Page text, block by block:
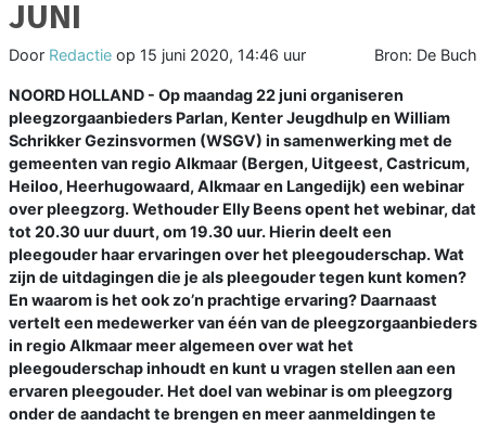
JUNI
Door Redactie op 15 juni 2020, 14:46 uur Bron: De Buch
NOORD HOLLAND - Op maandag 22 juni organiseren
pleegzorgaanbieders Parlan, Kenter Jeugdhulp en William
Schrikker Gezinsvormen (WSGV) in samenwerking met de
gemeenten van regio Alkmaar (Bergen, Uitgeest, Castricum,
Heiloo, Heerhugowaard, Alkmaar en Langedijk) een webinar
over pleegzorg. Wethouder Elly Beens opent het webinar, dat
tot 20.30 uur duurt, om 19.30 uur. Hierin deelt een
pleegouder haar ervaringen over het pleegouderschap. Wat
zijn de uitdagingen die je als pleegouder tegen kunt komen?
En waarom is het ook zo’n prachtige ervaring? Daarnaast
vertelt een medewerker van één van de pleegzorgaanbieders
in regio Alkmaar meer algemeen over wat het
pleegouderschap inhoudt en kunt u vragen stellen aan een
ervaren pleegouder. Het doel van webinar is om pleegzorg
onder de aandacht te brengen en meer aanmeldingen te